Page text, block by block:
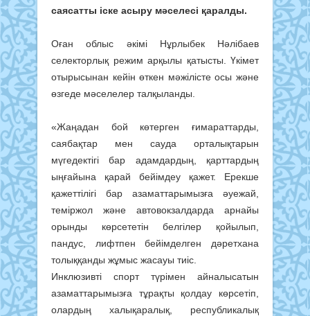
саясатты іске асыру мәселесі қаралды.
Оған облыс әкімі Нұрлыбек Нәлібаев
селекторлық режим арқылы қатысты. Үкімет
отырысынан кейін өткен мәжілісте осы және
өзгеде мәселелер талқыланды.
«Жаңадан бой көтерген ғимараттарды,
саябақтар мен сауда орталықтарын
мүгедектігі бар адамдардың, қарттардың
ыңғайына қарай бейімдеу қажет. Ерекше
қажеттілігі бар азаматтарымызға әуежай,
теміржол және автовокзалдарда арнайы
орынды көрсететін белгілер қойылып,
пандус, лифтпен бейімделген дәретхана
толыққанды жұмыс жасауы тиіс.
Инклюзивті спорт түрімен айналысатын
азаматтарымызға тұрақты қолдау көрсетіп,
олардың халықаралық, республикалық